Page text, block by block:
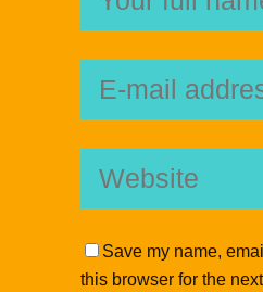
Save my name,
this browser for the